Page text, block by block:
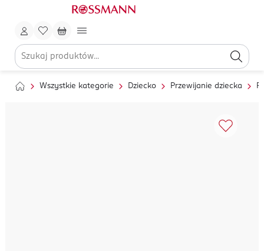
Wszystkie kategorie Dziecko Przewijanie dziecka